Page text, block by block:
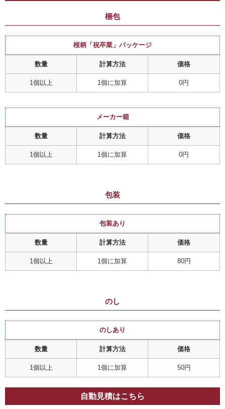
梱包
桜柄「祝卒業」パッケージ
数量 計算方法 価格
1個以上 1個に加算 0円
メーカー箱
数量 計算方法 価格
1個以上 1個に加算 0円
包装
包装あり
数量 計算方法 価格
1個以上 1個に加算 80円
のし
のしあり
数量 計算方法 価格
1個以上 1個に加算 50円
自動見積はこちら